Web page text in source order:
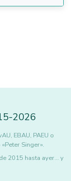
-2026
EBAU, PAEU o
Singer».
2015 hasta ayer... y